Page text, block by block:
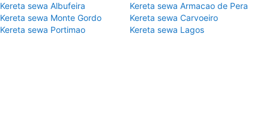
Kereta sewa Albufeira
Kereta sewa Armacao de Pera
Kereta sewa Monte Gordo
Kereta sewa Carvoeiro
Kereta sewa Portimao
Kereta sewa Lagos